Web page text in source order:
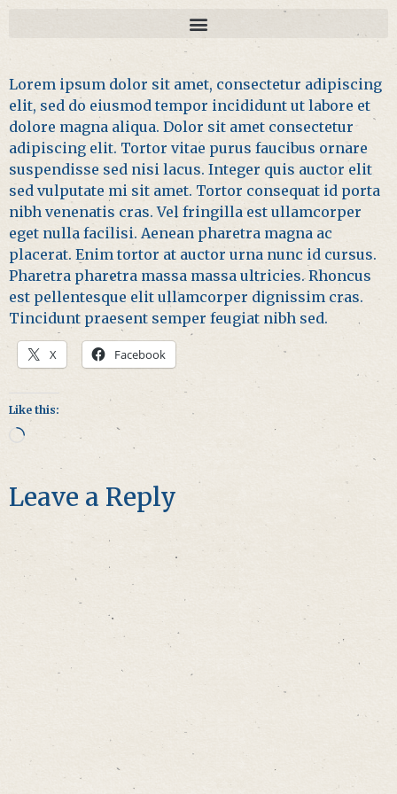
Lorem ipsum dolor sit amet, consectetur adipiscing
elit, sed do eiusmod tempor incididunt ut labore et
dolore magna aliqua. Dolor sit amet consectetur
adipiscing elit. Tortor vitae purus faucibus ornare
suspendisse sed nisi lacus. Integer quis auctor elit
sed vulputate mi sit amet. Tortor consequat id porta
nibh venenatis cras. Vel fringilla est ullamcorper
eget nulla facilisi. Aenean pharetra magna ac
placerat. Enim tortor at auctor urna nunc id cursus.
Pharetra pharetra massa massa ultricies. Rhoncus
est pellentesque elit ullamcorper dignissim cras.
Tincidunt praesent semper feugiat nibh sed.
X Facebook
Like this:
Leave a Reply